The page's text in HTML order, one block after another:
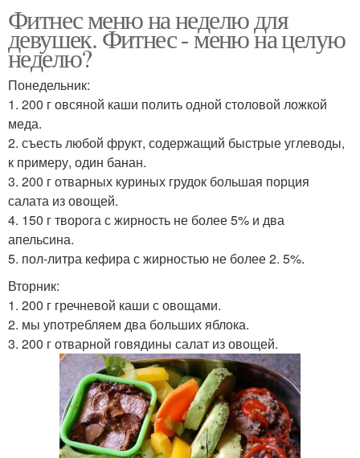
Фитнес меню на неделю для
девушек. Фитнес - меню на целую
неделю?
Понедельник:
1. 200 г овсяной каши полить одной столовой ложкой
меда.
2. съесть любой фрукт, содержащий быстрые углеводы,
к примеру, один банан.
3. 200 г отварных куриных грудок большая порция
салата из овощей.
4. 150 г творога с жирность не более 5% и два
апельсина.
5. пол-литра кефира с жирностью не более 2. 5%.
Вторник:
1. 200 г гречневой каши с овощами.
2. мы употребляем два больших яблока.
3. 200 г отварной говядины салат из овощей.